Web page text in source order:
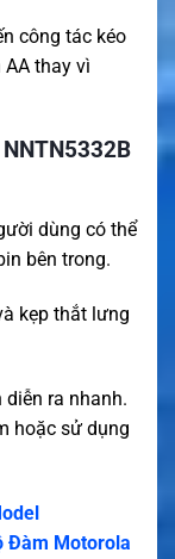
công tác kéo
thay vì
dùng có thể
bên trong.
kẹp thắt lưng
ra nhanh.
hoặc sử dụng
Đàm Motorola